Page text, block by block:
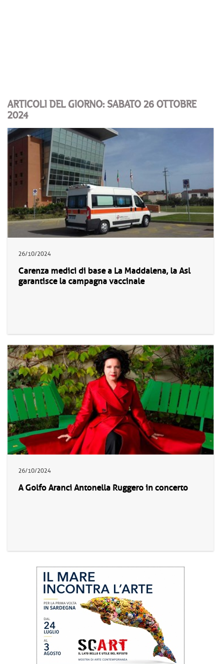
ARTICOLI DEL GIORNO: SABATO 26 OTTOBRE
2024
26/10/2024
Carenza medici di base a La Maddalena, la Asl
garantisce la campagna vaccinale
26/10/2024
A Golfo Aranci Antonella Ruggero in concerto